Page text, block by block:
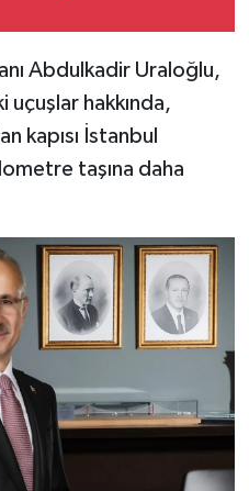
Abdulkadir Uraloğlu,
uçuşlar hakkında,
kapısı İstanbul
taşına daha